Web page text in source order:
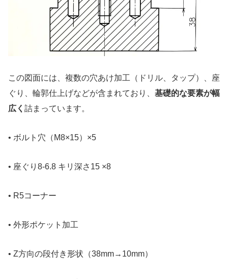
この図面には、複数の穴あけ加工（ドリル、タップ）、座
ぐり、輪郭仕上げなどが含まれており、 基礎的な要素が幅
広く 詰まっています。
• ボルト穴（M8×15）×5
• 座ぐり8-6.8 キリ深さ15 ×8
• R5コーナー
• 外形ポケット加工
• Z方向の段付き形状（38mm→10mm）